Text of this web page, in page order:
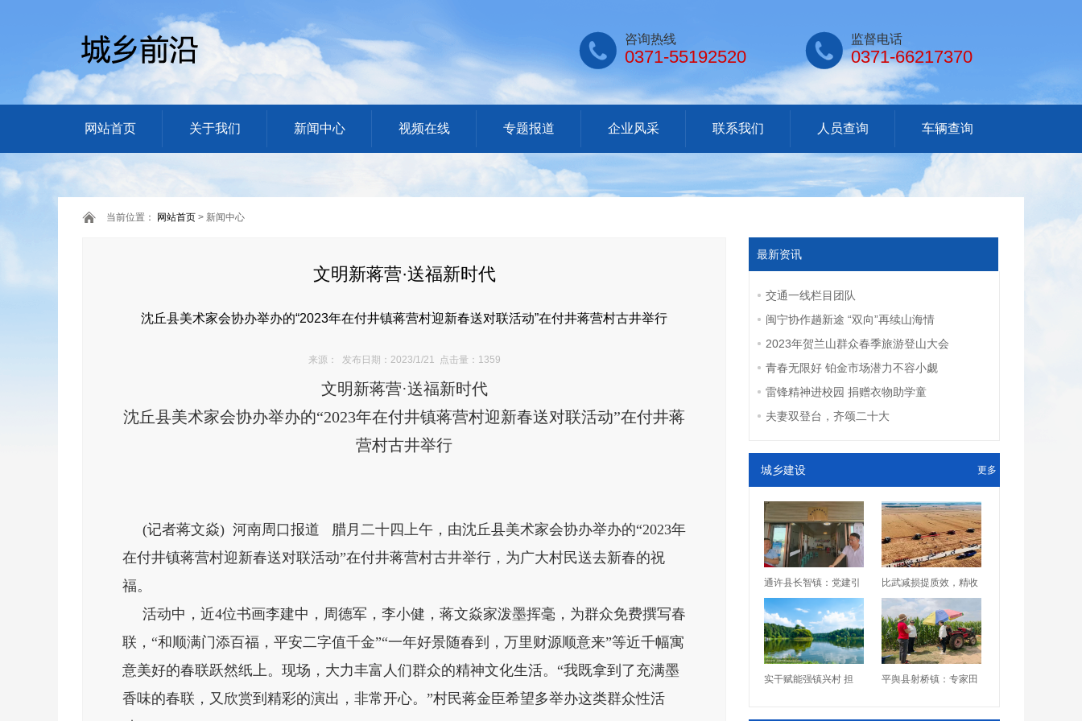
 咨询热线
0371-55192520  监督电话
0371-66217370
网站首页 关于我们 新闻中心 视频在线 专题报道 企业风采 联系我们 人员查询 车辆查询
当前位置： 网站首页 > 新闻中心
文明新蒋营·送福新时代
沈丘县美术家会协办举办的“2023年在付井镇蒋营村迎新春送对联活动”在付井蒋营村古井举行
来源： 发布日期：2023/1/21 点击量：1359
文明新蒋营·送福新时代
沈丘县美术家会协办举办的“2023年在付井镇蒋营村迎新春送对联活动”在付井蒋
营村古井举行
(记者蒋文焱) 河南周口报道 腊月二十四上午，由沈丘县美术家会协办举办的“2023年
在付井镇蒋营村迎新春送对联活动”在付井蒋营村古井举行，为广大村民送去新春的祝
福。
活动中，近4位书画李建中，周德军，李小健，蒋文焱家泼墨挥毫，为群众免费撰写春
联，“和顺满门添百福，平安二字值千金”“一年好景随春到，万里财源顺意来”等近千幅寓
意美好的春联跃然纸上。现场，大力丰富人们群众的精神文化生活。“我既拿到了充满墨
香味的春联，又欣赏到精彩的演出，非常开心。”村民蒋金臣希望多举办这类群众性活
最新资讯
交通一线栏目团队
闽宁协作趟新途 “双向”再续山海情
2023年贺兰山群众春季旅游登山大会
青春无限好 铂金市场潜力不容小觑
雷锋精神进校园 捐赠衣物助学童
夫妻双登台，齐颂二十大
城乡建设 更多
通许县长智镇：党建引 比武减损提质效，精收
实干赋能强镇兴村 担 平舆县射桥镇：专家田